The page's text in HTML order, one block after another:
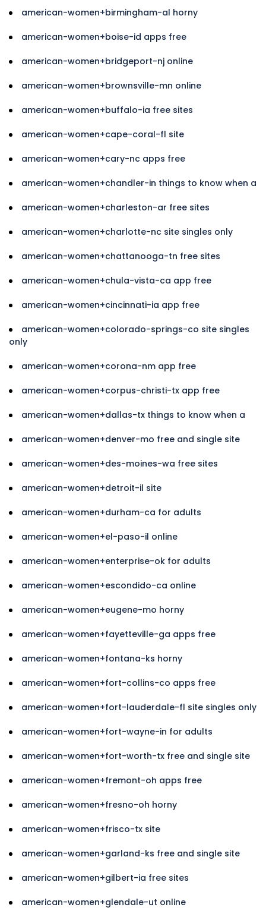
american-women+birmingham-al horny
american-women+boise-id apps free
american-women+bridgeport-nj online
american-women+brownsville-mn online
american-women+buffalo-ia free sites
american-women+cape-coral-fl site
american-women+cary-nc apps free
american-women+chandler-in things to know when a
american-women+charleston-ar free sites
american-women+charlotte-nc site singles only
american-women+chattanooga-tn free sites
american-women+chula-vista-ca app free
american-women+cincinnati-ia app free
american-women+colorado-springs-co site singles
only
american-women+corona-nm app free
american-women+corpus-christi-tx app free
american-women+dallas-tx things to know when a
american-women+denver-mo free and single site
american-women+des-moines-wa free sites
american-women+detroit-il site
american-women+durham-ca for adults
american-women+el-paso-il online
american-women+enterprise-ok for adults
american-women+escondido-ca online
american-women+eugene-mo horny
american-women+fayetteville-ga apps free
american-women+fontana-ks horny
american-women+fort-collins-co apps free
american-women+fort-lauderdale-fl site singles only
american-women+fort-wayne-in for adults
american-women+fort-worth-tx free and single site
american-women+fremont-oh apps free
american-women+fresno-oh horny
american-women+frisco-tx site
american-women+garland-ks free and single site
american-women+gilbert-ia free sites
american-women+glendale-ut online